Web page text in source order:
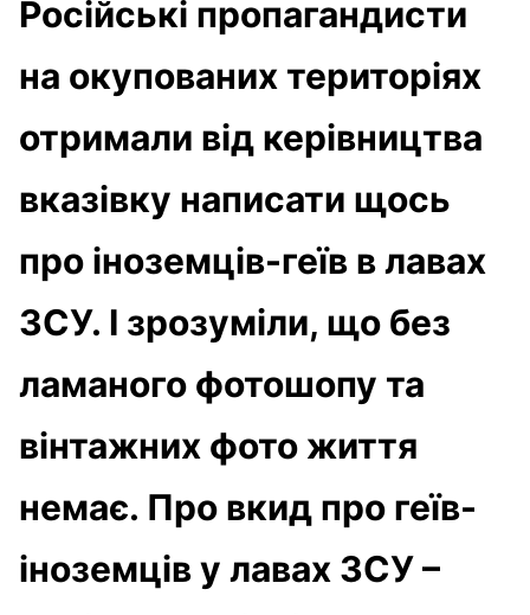
Російські пропагандисти
на окупованих територіях
отримали від керівництва
вказівку написати щось
про іноземців-геїв в лавах
ЗСУ. І зрозуміли, що без
ламаного фотошопу та
вінтажних фото життя
немає. Про вкид про геїв-
іноземців у лавах ЗСУ –